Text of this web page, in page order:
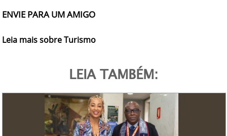
ENVIE PARA UM AMIGO
Leia mais sobre Turismo
LEIA TAMBÉM: